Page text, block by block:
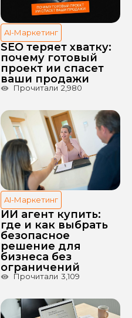
AI-Маркетинг
SEO теряет хватку:
почему готовый
проект ии спасет
ваши продажи
Прочитали 2,980
AI-Маркетинг
ИИ агент купить:
где и как выбрать
безопасное
решение для
бизнеса без
ограничений
Прочитали 3,109